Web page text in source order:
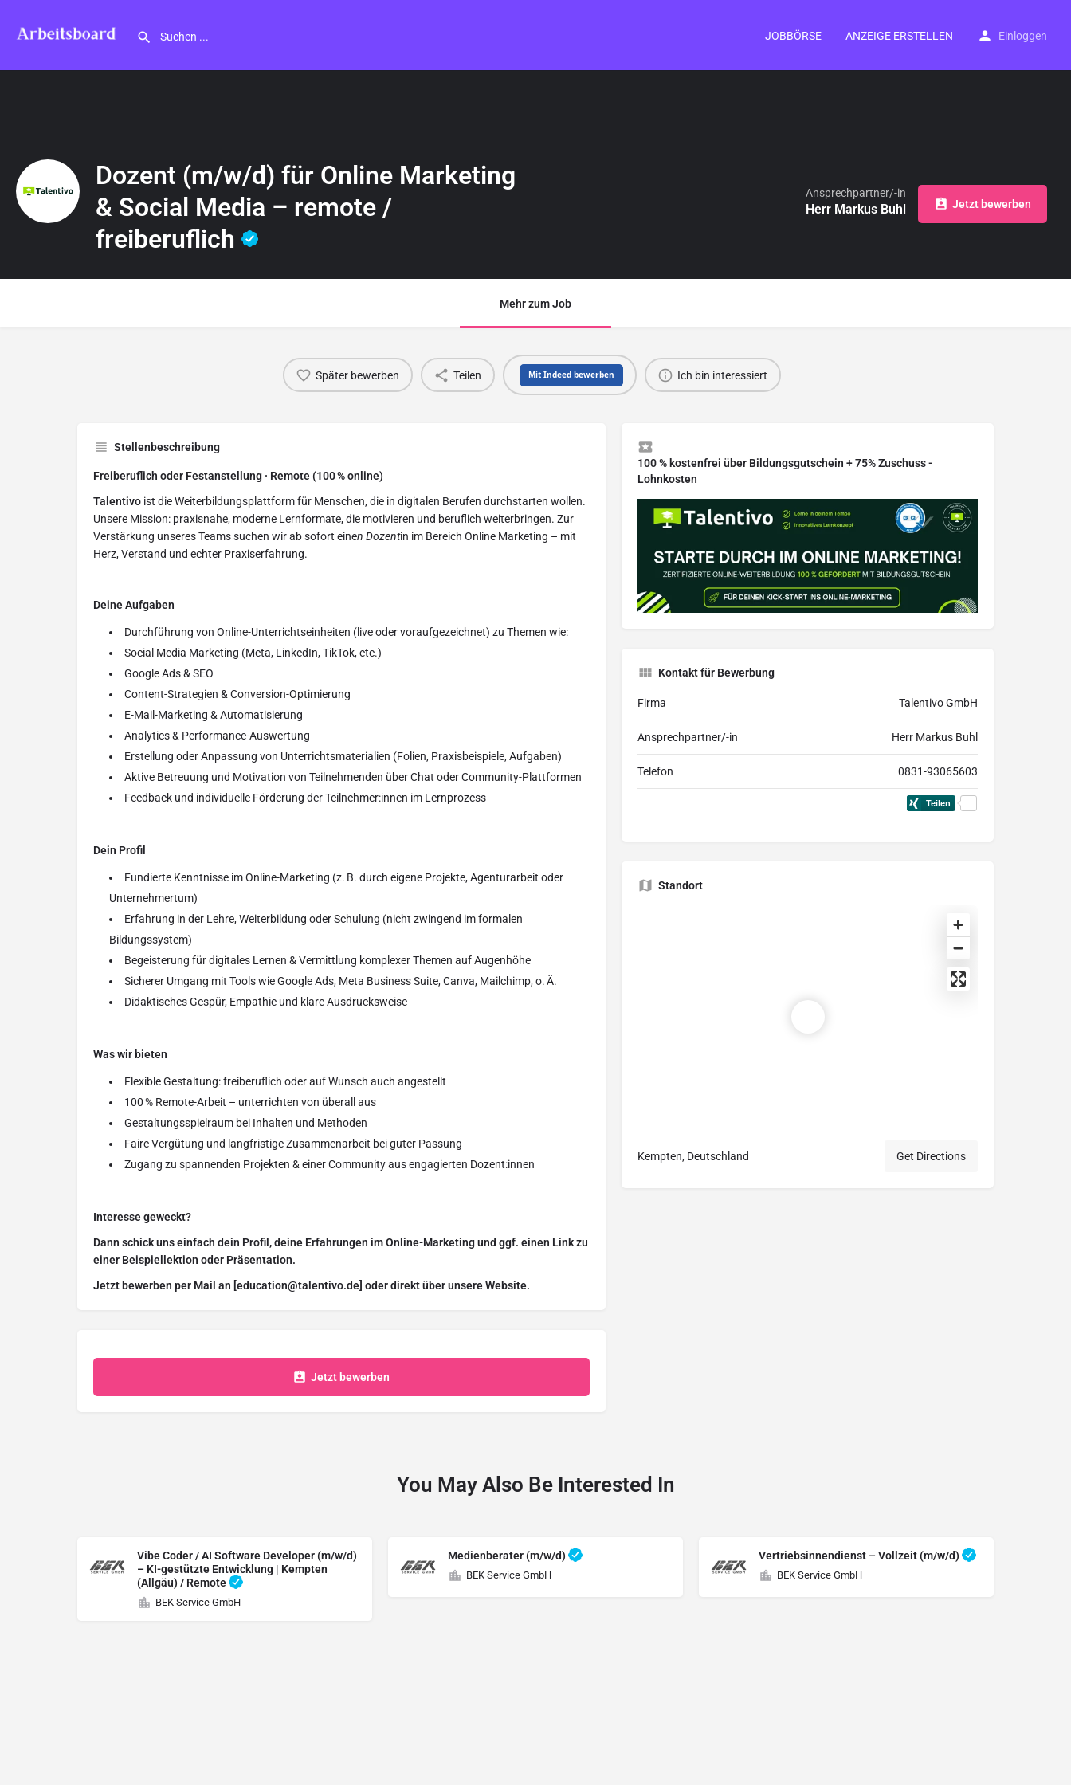
JOBBÖRSE ANZEIGE ERSTELLEN Einloggen
Dozent (m/w/d) für Online Marketing
& Social Media – remote /
freiberuflich
Ansprechpartner/-in
Herr Markus Buhl Jetzt bewerben
Mehr zum Job
Später bewerben Teilen Mit Indeed bewerben Ich bin interessiert
Stellenbeschreibung
Freiberuflich oder Festanstellung · Remote (100 % online)
Talentivo ist die Weiterbildungsplattform für Menschen, die in digitalen Berufen durchstarten wollen.
Unsere Mission: praxisnahe, moderne Lernformate, die motivieren und beruflich weiterbringen. Zur
Verstärkung unseres Teams suchen wir ab sofort einen Dozentin im Bereich Online Marketing – mit
Herz, Verstand und echter Praxiserfahrung.
Deine Aufgaben
Durchführung von Online-Unterrichtseinheiten (live oder voraufgezeichnet) zu Themen wie:
Social Media Marketing (Meta, LinkedIn, TikTok, etc.)
Google Ads & SEO
Content-Strategien & Conversion-Optimierung
E-Mail-Marketing & Automatisierung
Analytics & Performance-Auswertung
Erstellung oder Anpassung von Unterrichtsmaterialien (Folien, Praxisbeispiele, Aufgaben)
Aktive Betreuung und Motivation von Teilnehmenden über Chat oder Community-Plattformen
Feedback und individuelle Förderung der Teilnehmer:innen im Lernprozess
Dein Profil
Fundierte Kenntnisse im Online-Marketing (z. B. durch eigene Projekte, Agenturarbeit oder
Unternehmertum)
Erfahrung in der Lehre, Weiterbildung oder Schulung (nicht zwingend im formalen
Bildungssystem)
Begeisterung für digitales Lernen & Vermittlung komplexer Themen auf Augenhöhe
Sicherer Umgang mit Tools wie Google Ads, Meta Business Suite, Canva, Mailchimp, o. Ä.
Didaktisches Gespür, Empathie und klare Ausdrucksweise
Was wir bieten
Flexible Gestaltung: freiberuflich oder auf Wunsch auch angestellt
100 % Remote-Arbeit – unterrichten von überall aus
Gestaltungsspielraum bei Inhalten und Methoden
Faire Vergütung und langfristige Zusammenarbeit bei guter Passung
Zugang zu spannenden Projekten & einer Community aus engagierten Dozent:innen
Interesse geweckt?
Dann schick uns einfach dein Profil, deine Erfahrungen im Online-Marketing und ggf. einen Link zu
einer Beispiellektion oder Präsentation.
Jetzt bewerben per Mail an [education@talentivo.de] oder direkt über unsere Website.
Jetzt bewerben
100 % kostenfrei über Bildungsgutschein + 75% Zuschuss -
Lohnkosten
Kontakt für Bewerbung
Firma Talentivo GmbH
Ansprechpartner/-in Herr Markus Buhl
Telefon 0831-93065603
Standort
Kempten, Deutschland Get Directions
You May Also Be Interested In
Vibe Coder / AI Software Developer (m/w/d)
– KI-gestützte Entwicklung | Kempten
(Allgäu) / Remote
BEK Service GmbH
Medienberater (m/w/d)
BEK Service GmbH
Vertriebsinnendienst – Vollzeit (m/w/d)
BEK Service GmbH